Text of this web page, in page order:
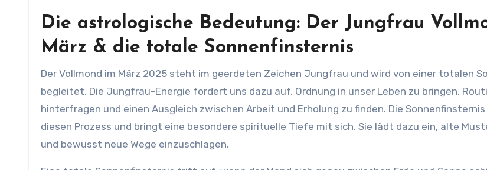
Die astrologische Bedeutung: Der Jungfrau
März & die totale Sonnenfinsternis
Der Vollmond im März 2025 steht im geerdeten Zeichen Jungfrau und wird von einer totalen
begleitet. Die Jungfrau-Energie fordert uns dazu auf, Ordnung in unser Leben zu bringen,
hinterfragen und einen Ausgleich zwischen Arbeit und Erholung zu finden. Die
diesen Prozess und bringt eine besondere spirituelle Tiefe mit sich. Sie lädt dazu ein, alte
und bewusst neue Wege einzuschlagen.